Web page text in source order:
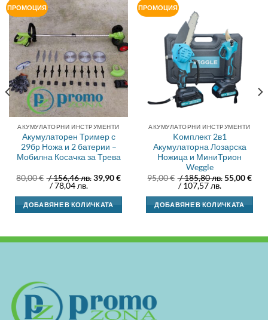
ПРОМОЦИЯ
АКУМУЛАТОРНИ ИНСТРУМЕНТИ
Акумулаторен Тример с
29бр Ножа и 2 батерии –
Мобилна Косачка за Трева
80,00€ / 156,46 лв. Original
price
80,00 €.
39,90€
/ 78,04 лв.Текущата
е:
39,90 €.
ДОБАВЯНЕ В КОЛИЧКАТА
ПРОМОЦИЯ
АКУМУЛАТОРНИ ИНСТРУМЕНТИ
Kомплект 2в1
Акумулаторна Лозарска
Ножица и МиниТрион
Weggle
95,00€ / 185,80 лв. Original
price
95,00 €.
55,00€
/ 107,57 лв.Текущата
е:
55,00 €.
ДОБАВЯНЕ В КОЛИЧКАТА